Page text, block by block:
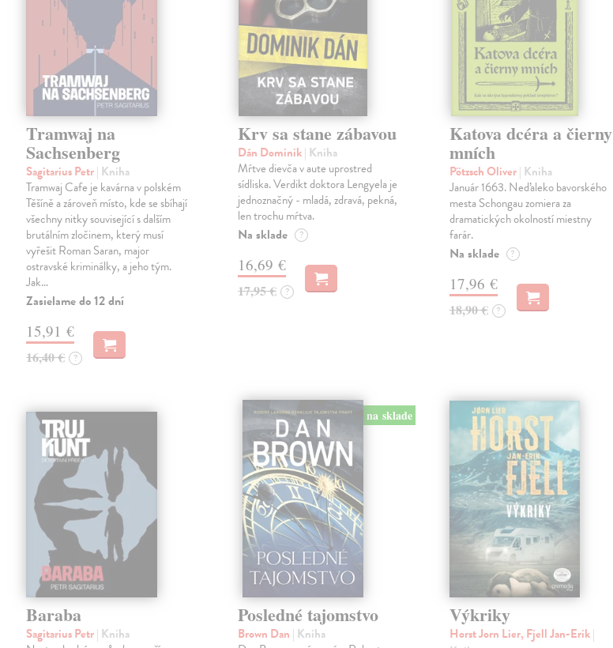
Tramwaj na
Sachsenberg
Sagitarius Petr| Kniha
Tramwaj Cafe je kavárna v polském
Těšíně a zároveň místo, kde se sbíhají
všechny nitky související s dalším
brutálním zločinem, který musí
vyřešit Roman Saran, major
ostravské kriminálky, a jeho tým.
Jak…
Zasielame do 12 dní
15,91 €
16,40 € ?
Krv sa stane zábavou
Dán Dominik| Kniha
Mŕtve dievča v aute uprostred
sídliska. Verdikt doktora Lengyela je
jednoznačný - mladá, zdravá, pekná,
len trochu mŕtva.
Na sklade ?
16,69 €
17,95 € ?
Katova dcéra a čierny
mních
Pötzsch Oliver| Kniha
Január 1663. Neďaleko bavorského
mesta Schongau zomiera za
dramatických okolností miestny
farár.
Na sklade ?
17,96 €
18,90 € ?
Baraba
Sagitarius Petr| Kniha
na sklade
Posledné tajomstvo
Brown Dan | Kniha
Výkriky
Horst Jorn Lier, Fjell Jan-Erik|